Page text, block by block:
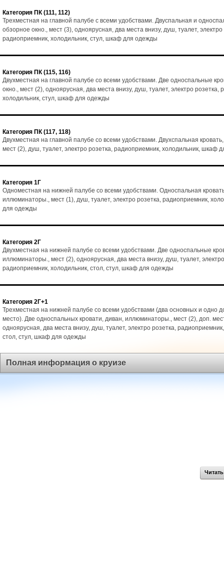
Категория ПК (111, 112)
Трехместная на главной палубе с всеми удобствами. Двуспальная и
обзорное окно., мест (3), одноярусная, два места внизу, душ, туалет, электро
радиоприемник, холодильник, стул, шкаф для одежды
Категория ПК (115, 116)
Двухместная на главной палубе со всеми удобствами. Две односпальные
окно., мест (2), одноярусная, два места внизу, душ, туалет, электро розетка,
холодильник, стул, шкаф для одежды
Категория ПК (117, 118)
Двухместная на главной палубе со всеми удобствами. Двухспальная
мест (2), душ, туалет, электро розетка, радиоприемник, холодильник, шкаф
Категория 1Г
Одноместная на нижней палубе со всеми удобствами. Односпальная
иллюминаторы., мест (1), душ, туалет, электро розетка, радиоприемник,
для одежды
Категория 2Г
Двухместная на нижней палубе со всеми удобствами. Две односпальные
иллюминаторы., мест (2), одноярусная, два места внизу, душ, туалет,
радиоприемник, холодильник, стол, стул, шкаф для одежды
Категория 2Г+1
Трехместная на нижней палубе со всеми удобствами (два основных и одно
место). Две односпальных кровати, диван, иллюминаторы., мест (2), доп.
одноярусная, два места внизу, душ, туалет, электро розетка,
стол, стул, шкаф для одежды
Полная информация о круизе